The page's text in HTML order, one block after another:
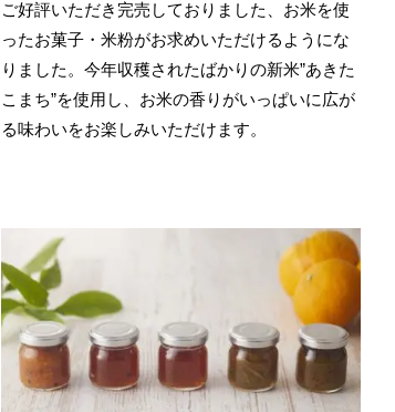
ご好評いただき完売しておりました、お米を使
ったお菓子・米粉がお求めいただけるようにな
りました。今年収穫されたばかりの新米”あきた
こまち”を使用し、お米の香りがいっぱいに広が
る味わいをお楽しみいただけます。